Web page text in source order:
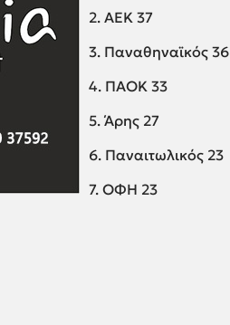
2. ΑΕΚ 37
3. Παναθηναϊκός 36
4. ΠΑΟΚ 33
5. Άρης 27
6. Παναιτωλικός 23
7. ΟΦΗ 23